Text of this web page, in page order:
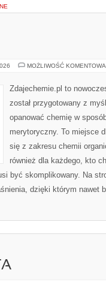
MOŻLIWOŚĆ
Zdajechemie.pl to
został przygotowany z
opanować chemię w
merytoryczny. To miejsce
się z zakresu chemii
również dla każdego, kto
być skomplikowany. Na
dzięki którym nawet